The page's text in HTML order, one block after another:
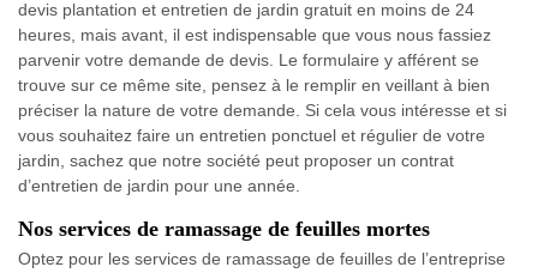
devis plantation et entretien de jardin gratuit en moins de 24
heures, mais avant, il est indispensable que vous nous fassiez
parvenir votre demande de devis. Le formulaire y afférent se
trouve sur ce même site, pensez à le remplir en veillant à bien
préciser la nature de votre demande. Si cela vous intéresse et si
vous souhaitez faire un entretien ponctuel et régulier de votre
jardin, sachez que notre société peut proposer un contrat
d’entretien de jardin pour une année.
Nos services de ramassage de feuilles mortes
Optez pour les services de ramassage de feuilles de l’entreprise